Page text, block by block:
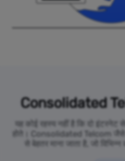
Consolidated
यह कोई रहस्य नहीं है कि दो इंटरनेट
होते। Consolidated Telcom जैसे
से बेहतर माना जाता है, जो